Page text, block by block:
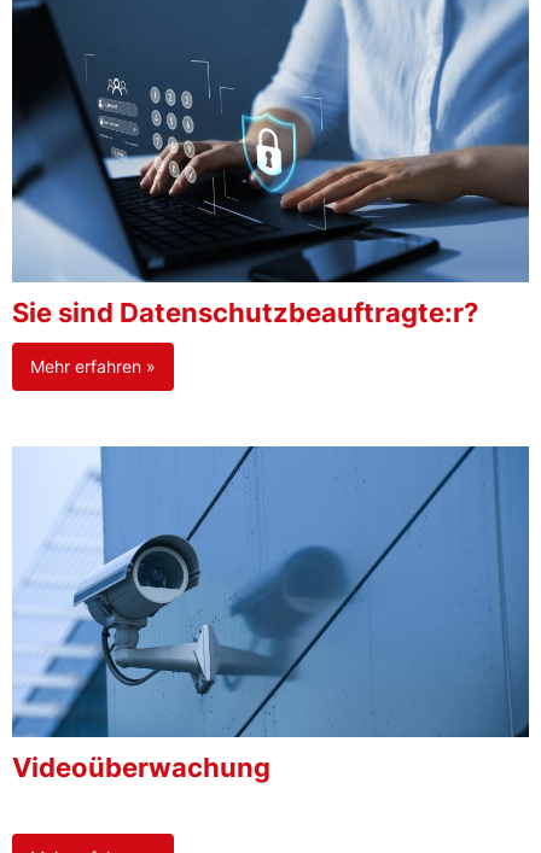
Sie sind Datenschutzbeauftragte:r?
Mehr erfahren »
Videoüberwachung